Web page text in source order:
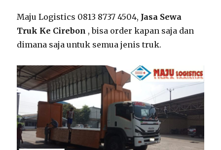
Maju Logistics 0813 8737 4504, Jasa Sewa
Truk Ke Cirebon , bisa order kapan saja dan
dimana saja untuk semua jenis truk.